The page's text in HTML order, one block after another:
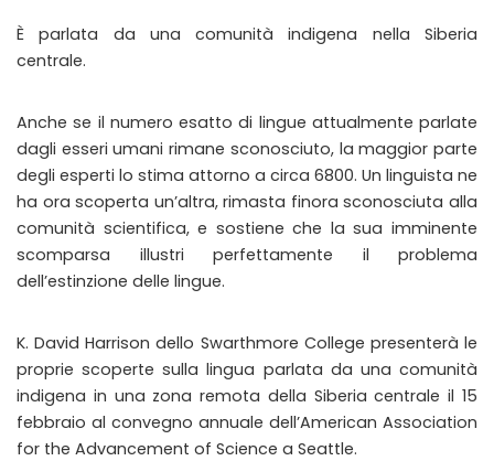
È parlata da una comunità indigena nella Siberia
centrale.
Anche se il numero esatto di lingue attualmente parlate
dagli esseri umani rimane sconosciuto, la maggior parte
degli esperti lo stima attorno a circa 6800. Un linguista ne
ha ora scoperta un’altra, rimasta finora sconosciuta alla
comunità scientifica, e sostiene che la sua imminente
scomparsa illustri perfettamente il problema
dell’estinzione delle lingue.
K. David Harrison dello Swarthmore College presenterà le
proprie scoperte sulla lingua parlata da una comunità
indigena in una zona remota della Siberia centrale il 15
febbraio al convegno annuale dell’American Association
for the Advancement of Science a Seattle.